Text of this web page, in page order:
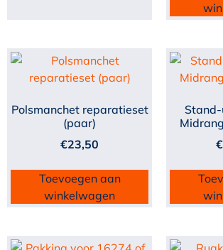
Polsmanchet reparatieset
(paar)
€23,50
Toevoegen aan
winkelwagen
€